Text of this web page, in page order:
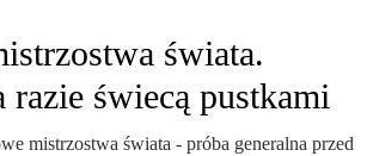
świata.
razie świecą pustkami
mistrzostwa świata - próba generalna przed